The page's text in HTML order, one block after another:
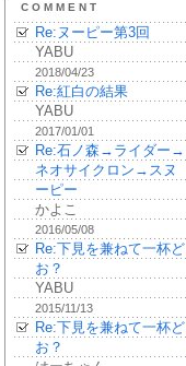
COMMENT
Re:ヌーピー第3回
YABU
2018/04/23
Re:紅白の結果
YABU
2017/01/01
Re:石ノ森→ライダー→
ネオサイクロン→スヌ
ーピー
かよこ
2016/05/08
Re:下見を兼ねて一杯ど
お？
YABU
2015/11/13
Re:下見を兼ねて一杯ど
お？